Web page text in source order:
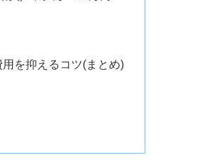
を抑えるコツ(まとめ)